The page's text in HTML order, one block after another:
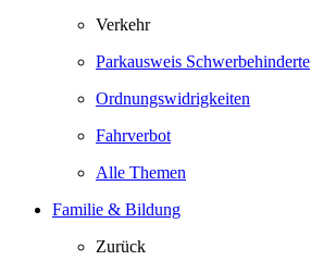
Verkehr
Parkausweis Schwerbehinderte
Ordnungswidrigkeiten
Fahrverbot
Alle Themen
Familie & Bildung
Zurück